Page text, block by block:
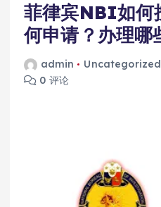
菲律宾NBI如
何申请？办理
admin Uncategorized
0 评论